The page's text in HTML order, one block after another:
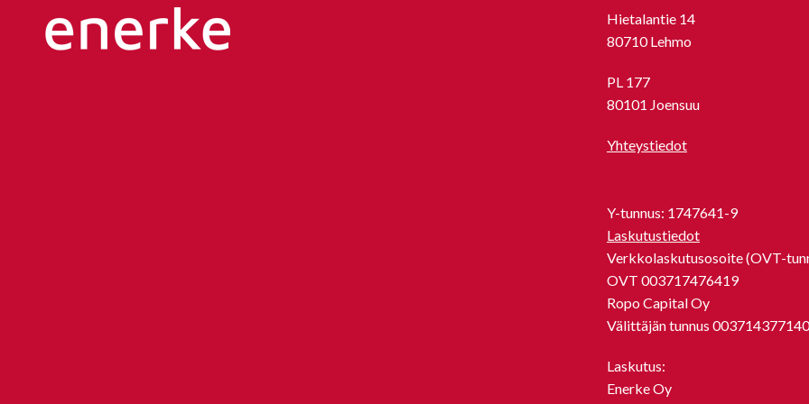
Hietalantie 14
80710 Lehmo
PL 177
80101 Joensuu
Yhteystiedot
Y-tunnus: 1747641-9
Laskutustiedot
Verkkolaskutusosoite (OVT-
OVT 003717476419
Ropo Capital Oy
Välittäjän tunnus 003714377140
Laskutus:
Enerke Oy